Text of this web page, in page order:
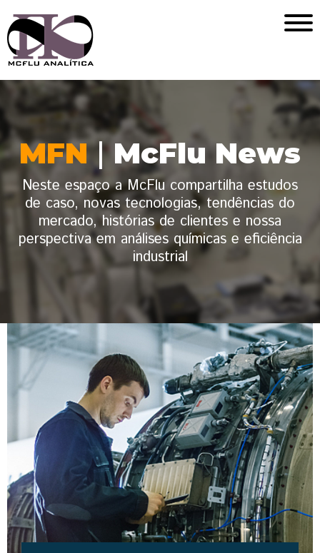
MFN |McFlu News
Neste espaço a McFlu compartilha estudos
de caso, novas tecnologias, tendências do
mercado, histórias de clientes e nossa
perspectiva em análises químicas e eficiência
industrial